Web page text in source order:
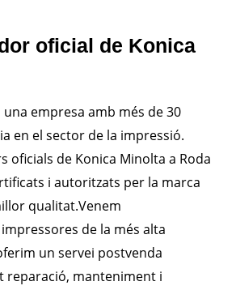
oficial de Konica
empresa amb més de 30
en el sector de la impressió.
oficials de Konica Minolta a Roda
i autoritzats per la marca
qualitat.Venem
de la més alta
un servei postvenda
reparació, manteniment i